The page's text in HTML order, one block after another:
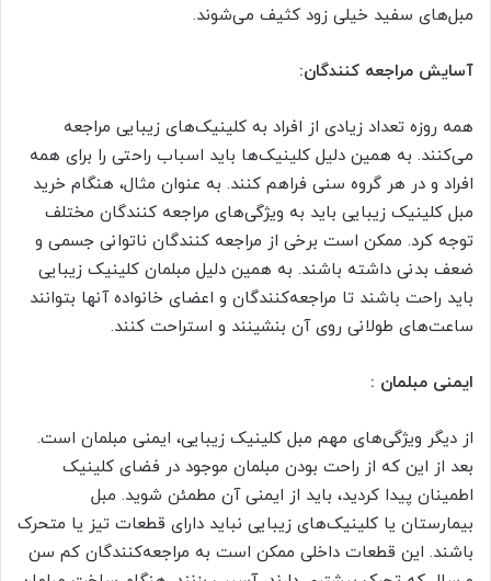
مبل‌های سفید خیلی زود کثیف می‌شوند.
آسایش مراجعه کنندگان:
همه روزه تعداد زیادی از افراد به کلینیک‌های زیبایی مراجعه
می‌کنند. به همین دلیل کلینیک‌ها باید اسباب راحتی را برای همه
افراد و در هر گروه سنی فراهم کنند. به عنوان مثال، هنگام خرید
مبل کلینیک زیبایی باید به ویژگی‌های مراجعه کنندگان مختلف
توجه کرد. ممکن است برخی از مراجعه کنندگان ناتوانی جسمی و
ضعف بدنی داشته باشند. به همین دلیل مبلمان کلینیک زیبایی
باید راحت باشند تا مراجعه‌کنندگان و اعضای خانواده آنها بتوانند
ساعت‌های طولانی روی آن بنشینند و استراحت کنند.
ایمنی مبلمان :
از دیگر ویژگی‌های مهم مبل کلینیک زیبایی، ایمنی مبلمان است.
بعد از این که از راحت بودن مبلمان موجود در فضای کلینیک
اطمینان پیدا کردید، باید از ایمنی آن مطمئن شوید. مبل
بیمارستان یا کلینیک‌های زیبایی نباید دارای قطعات تیز یا متحرک
باشند. این قطعات داخلی ممکن است به مراجعه‌کنندگان کم سن